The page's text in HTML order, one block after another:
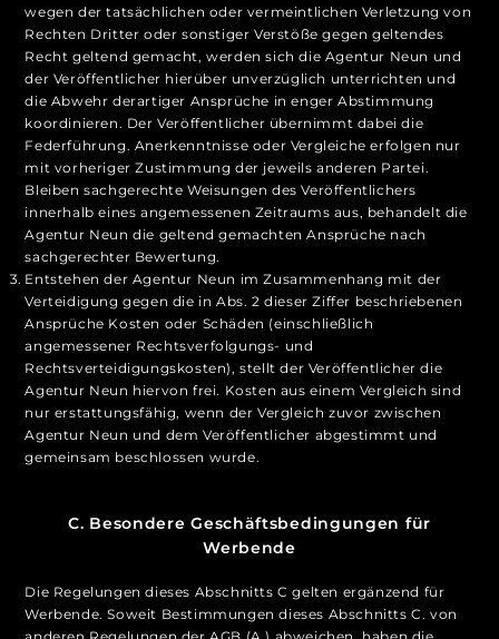
wegen der tatsächlichen oder vermeintlichen Verletzung von
Rechten Dritter oder sonstiger Verstöße gegen geltendes
Recht geltend gemacht, werden sich die Agentur Neun und
der Veröffentlicher hierüber unverzüglich unterrichten und
die Abwehr derartiger Ansprüche in enger Abstimmung
koordinieren. Der Veröffentlicher übernimmt dabei die
Federführung. Anerkenntnisse oder Vergleiche erfolgen nur
mit vorheriger Zustimmung der jeweils anderen Partei.
Bleiben sachgerechte Weisungen des Veröffentlichers
innerhalb eines angemessenen Zeitraums aus, behandelt die
Agentur Neun die geltend gemachten Ansprüche nach
sachgerechter Bewertung.
Entstehen der Agentur Neun im Zusammenhang mit der
Verteidigung gegen die in Abs. 2 dieser Ziffer beschriebenen
Ansprüche Kosten oder Schäden (einschließlich
angemessener Rechtsverfolgungs‑ und
Rechtsverteidigungskosten), stellt der Veröffentlicher die
Agentur Neun hiervon frei. Kosten aus einem Vergleich sind
nur erstattungsfähig, wenn der Vergleich zuvor zwischen
Agentur Neun und dem Veröffentlicher abgestimmt und
gemeinsam beschlossen wurde.
C. Besondere Geschäftsbedingungen für
Werbende
Die Regelungen dieses Abschnitts C gelten ergänzend für
Werbende. Soweit Bestimmungen dieses Abschnitts C. von